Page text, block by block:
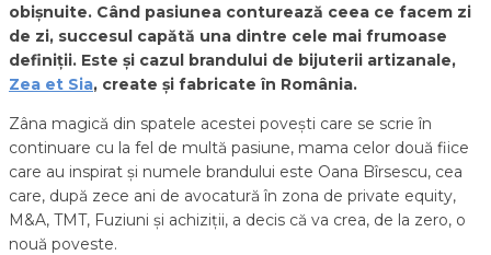
obișnuite. Când pasiunea conturează ceea ce facem zi
de zi, succesul capătă una dintre cele mai frumoase
definiții. Este și cazul brandului de bijuterii artizanale,
Zea et Sia, create și fabricate în România.
Zâna magică din spatele acestei povești care se scrie în
continuare cu la fel de multă pasiune, mama celor două fiice
care au inspirat și numele brandului este Oana Bîrsescu, cea
care, după zece ani de avocatură în zona de private equity,
M&A, TMT, Fuziuni și achiziții, a decis că va crea, de la zero, o
nouă poveste.